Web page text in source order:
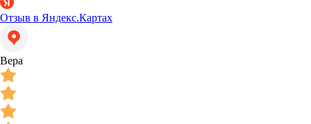
Отзыв в Яндекс.Картах
Вера